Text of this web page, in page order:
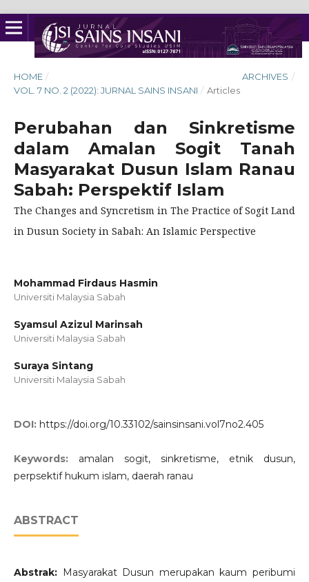
HOME / ARCHIVES /
VOL. 7 NO. 2 (2022): JURNAL SAINS INSANI / Articles
Perubahan dan Sinkretisme
dalam Amalan Sogit Tanah
Masyarakat Dusun Islam Ranau
Sabah: Perspektif Islam
The Changes and Syncretism in The Practice of Sogit Land
in Dusun Society in Sabah: An Islamic Perspective
Mohammad Firdaus Hasmin
Universiti Malaysia Sabah
Syamsul Azizul Marinsah
Universiti Malaysia Sabah
Suraya Sintang
Universiti Malaysia Sabah
DOI: https://doi.org/10.33102/sainsinsani.vol7no2.405
Keywords: amalan sogit, sinkretisme, etnik dusun,
perpsektif hukum islam, daerah ranau
ABSTRACT
Abstrak:Masyarakat Dusun merupakan kaum peribumi